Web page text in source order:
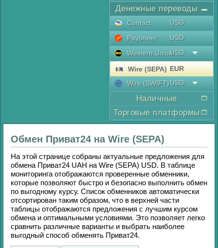
Денежные переводы
Contaсt
USD
Payoneer
USD
Western UnionUSD
Wire (SEPA) EUR
Wire (SWIFT)USD
Наличные
Торговые платформы
Обмен Приват24 на Wire (SEPA)
На этой странице собраны актуальные предложения для
обмена Приват24 UAH на Wire (SEPA) USD. В таблице
мониторинга отображаются проверенные обменники,
которые позволяют быстро и безопасно выполнить обмен
по выгодному курсу. Список обменников автоматически
отсортирован таким образом, что в верхней части
таблицы отображаются предложения с лучшим курсом
обмена и оптимальными условиями. Это позволяет легко
сравнить различные варианты и выбрать наиболее
выгодный способ обменять Приват24.